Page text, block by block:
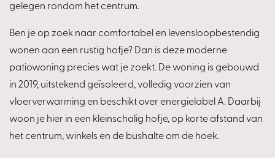
gelegen rondom het centrum.
Ben je op zoek naar comfortabel en levensloopbestendig
wonen aan een rustig hofje? Dan is deze moderne
patiowoning precies wat je zoekt. De woning is gebouwd
in 2019, uitstekend geïsoleerd, volledig voorzien van
vloerverwarming en beschikt over energielabel A. Daarbij
woon je hier in een kleinschalig hofje, op korte afstand van
het centrum, winkels en de bushalte om de hoek.